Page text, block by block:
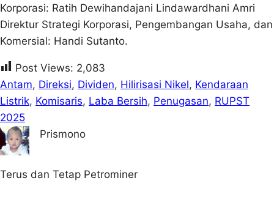
Korporasi: Ratih Dewihandajani Lindawardhani Amri
Direktur Strategi Korporasi, Pengembangan Usaha, dan
Komersial: Handi Sutanto.
Post Views: 2,083
Antam, Direksi, Dividen, Hilirisasi Nikel, Kendaraan
Listrik, Komisaris, Laba Bersih, Penugasan, RUPST
2025
Prismono
Terus dan Tetap Petrominer